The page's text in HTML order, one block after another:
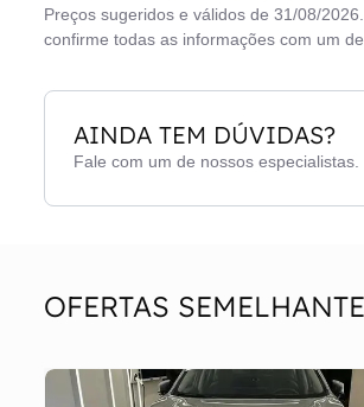
Preços sugeridos e válidos de 31/08/
confirme todas as informações com um
AINDA TEM DÚVIDAS?
Fale com um de nossos especialistas.
OFERTAS